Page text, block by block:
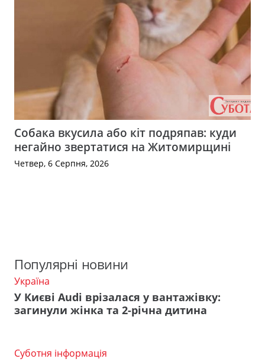
Собака вкусила або кіт подряпав: куди
негайно звертатися на Житомирщині
Четвер, 6 Серпня, 2026
Популярні новини
Україна
У Києві Audi врізалася у вантажівку:
загинули жінка та 2-річна дитина
Суботня інформація